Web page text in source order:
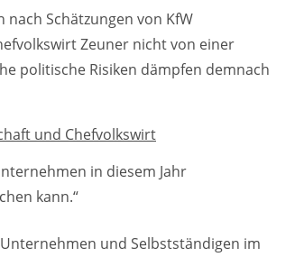
Schätzungen von KfW
Zeuner nicht von einer
politische Risiken dämpfen demnach
in diesem Jahr
kann.“
und Selbstständigen im